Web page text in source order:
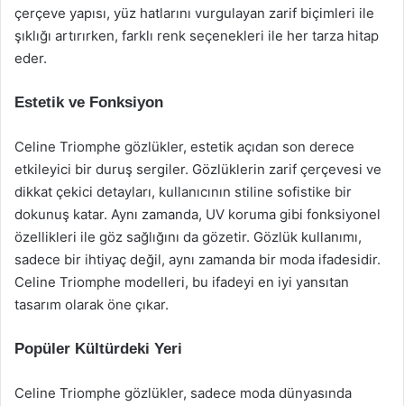
çerçeve yapısı, yüz hatlarını vurgulayan zarif biçimleri ile
şıklığı artırırken, farklı renk seçenekleri ile her tarza hitap
eder.
Estetik ve Fonksiyon
Celine Triomphe gözlükler, estetik açıdan son derece
etkileyici bir duruş sergiler. Gözlüklerin zarif çerçevesi ve
dikkat çekici detayları, kullanıcının stiline sofistike bir
dokunuş katar. Aynı zamanda, UV koruma gibi fonksiyonel
özellikleri ile göz sağlığını da gözetir. Gözlük kullanımı,
sadece bir ihtiyaç değil, aynı zamanda bir moda ifadesidir.
Celine Triomphe modelleri, bu ifadeyi en iyi yansıtan
tasarım olarak öne çıkar.
Popüler Kültürdeki Yeri
Celine Triomphe gözlükler, sadece moda dünyasında